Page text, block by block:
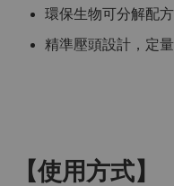
環保生物可分解配
精準壓頭設計，定
【使用方式】